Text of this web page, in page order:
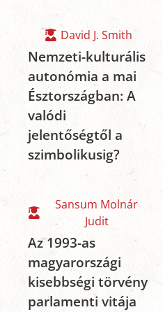
David J. Smith
Nemzeti-kulturális
autonómia a mai
Észtországban: A
valódi
jelentőségtől a
szimbolikusig?
Sansum Molnár
Judit
Az 1993-as
magyarországi
kisebbségi törvény
parlamenti vitája